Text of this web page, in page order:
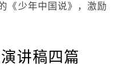
《少年中国说》，激励
讲稿四篇